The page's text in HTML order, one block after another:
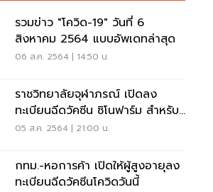
รวมข่าว "โควิด-19" วันที่ 6
สิงหาคม 2564 แบบอัพเดทล่าสุด
06 ส.ค. 2564 | 14:50 น.
ราชวิทยาลัยจุฬาภรณ์ เปิดลง
ทะเบียนฉีดวัคซีน ซิโนฟาร์ม สำหรับ
ผู้พิการ
05 ส.ค. 2564 | 21:00 น.
กทม.-หอการค้า เปิดให้ผู้สูงอายุลง
ทะเบียนฉีดวัคซีนโควิดวันนี้